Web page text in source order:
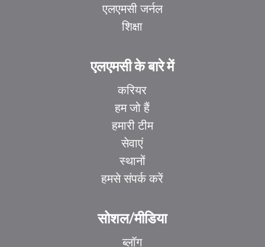
एलएमसी जर्नल
शिक्षा
एलएमसी के बारे में
करियर
हम जो हैं
हमारी टीम
सेवाएं
स्थानों
हमसे संपर्क करें
सोशल/मीडिया
ब्लॉग